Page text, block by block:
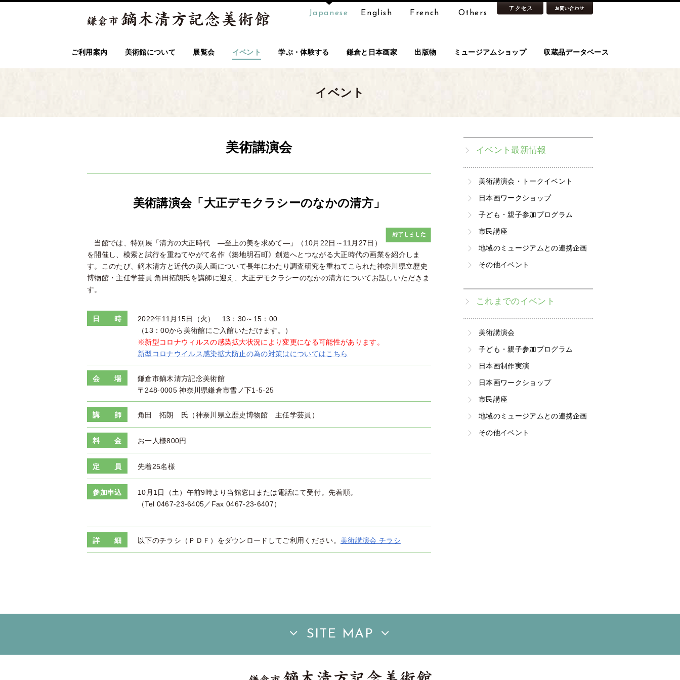
Japanese English French Others
ご利用案内 美術館について 展覧会 イベント 学ぶ・体験する 鎌倉と日本画家 出版物 ミュージアムショップ 収蔵品データベース
イベント
美術講演会
美術講演会「大正デモクラシーのなかの清方」
当館では、特別展「清方の大正時代 ―至上の美を求めて―」（10月22日～11月27日）
を開催し、模索と試行を重ねてやがて名作《築地明石町》創造へとつながる大正時代の画業を紹介しま
す。このたび、鏑木清方と近代の美人画について長年にわたり調査研究を重ねてこられた神奈川県立歴史
博物館・主任学芸員 角田拓朗氏を講師に迎え、大正デモクラシーのなかの清方についてお話しいただきま
す。
日 時
2022年11月15日（火） 13：30～15：00
（13：00から美術館にご入館いただけます。）
※新型コロナウィルスの感染拡大状況により変更になる可能性があります。
新型コロナウイルス感染拡大防止の為の対策はについてはこちら
会 場
鎌倉市鏑木清方記念美術館
〒248-0005 神奈川県鎌倉市雪ノ下1-5-25
講 師 角田 拓朗 氏（神奈川県立歴史博物館 主任学芸員）
料 金 お一人様800円
定 員 先着25名様
参加申込
10月1日（土）午前9時より当館窓口または電話にて受付。先着順。
（Tel 0467-23-6405／Fax 0467-23-6407）
詳 細 以下のチラシ（ＰＤＦ）をダウンロードしてご利用ください。 美術講演会 チラシ
イベント最新情報
美術講演会・トークイベント
日本画ワークショップ
子ども・親子参加プログラム
市民講座
地域のミュージアムとの連携企画
その他イベント
これまでのイベント
美術講演会
子ども・親子参加プログラム
日本画制作実演
日本画ワークショップ
市民講座
地域のミュージアムとの連携企画
その他イベント
SITE MAP